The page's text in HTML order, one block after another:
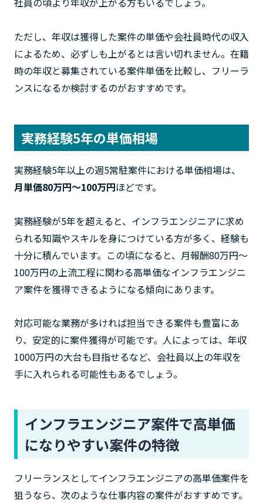
ただし、年収は獲得した案件の単価や会社員時代の収入
によるため、必ずしも上がるとは言い切れません。在籍
時の年収と募集されている案件単価を比較し、フリーラ
ンスになるか検討するのがおすすめです。
実務経験5年の単価相場
実務経験5年以上の週5常駐案件における単価相場は、
月単価80万円〜100万円ほどです。
実務経験が5年を超えると、インフラエンジニアに求め
られる知識やスキルを身につけている方が多く、経験も
十分に積んでいます。この頃になると、月報酬80万円〜
100万円の上流工程に関わる高単価なインフラエンジニ
ア案件を獲得できるようになる傾向にあります。
対応可能な業務が多ければ担当できる案件も豊富にあ
り、安定的に案件獲得が可能です。人によっては、年収
1000万円の大台も目指せるなど、会社員以上の年収を
手に入れられる可能性もあるでしょう。
インフラエンジニア案件で高単価
になりやすい案件の特徴
フリーランスとしてインフラエンジニアの高単価案件を
狙うなら、次のような仕事内容の案件がおすすめです。